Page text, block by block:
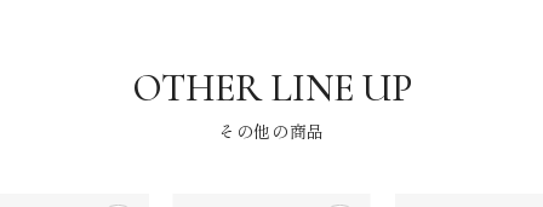
その他の商品